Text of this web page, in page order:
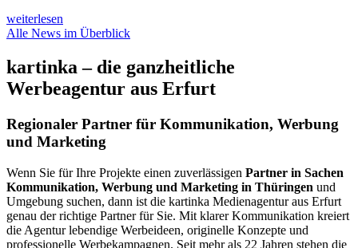
weiterlesen
Alle News im Überblick
kartinka – die ganzheitliche
Werbeagentur aus Erfurt
Regionaler Partner für Kommunikation, Werbung
und Marketing
Wenn Sie für Ihre Projekte einen zuverlässigen Partner in Sachen
Kommunikation, Werbung und Marketing in Thüringen und
Umgebung suchen, dann ist die kartinka Medienagentur aus Erfurt
genau der richtige Partner für Sie. Mit klarer Kommunikation kreiert
die Agentur lebendige Werbeideen, originelle Konzepte und
professionelle Werbekampagnen. Seit mehr als 22 Jahren stehen die